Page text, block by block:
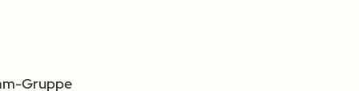
Gruppe